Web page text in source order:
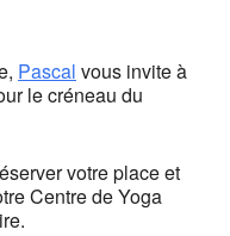
correctly.
OK
Pascal vous invite à
le créneau du
votre place et
Centre de Yoga